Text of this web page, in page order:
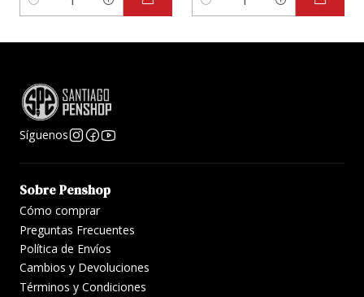
Cantidad Cantidad
Síguenos
Sobre Penshop
Cómo comprar
Preguntas Frecuentes
Política de Envíos
Cambios y Devoluciones
Términos y Condiciones